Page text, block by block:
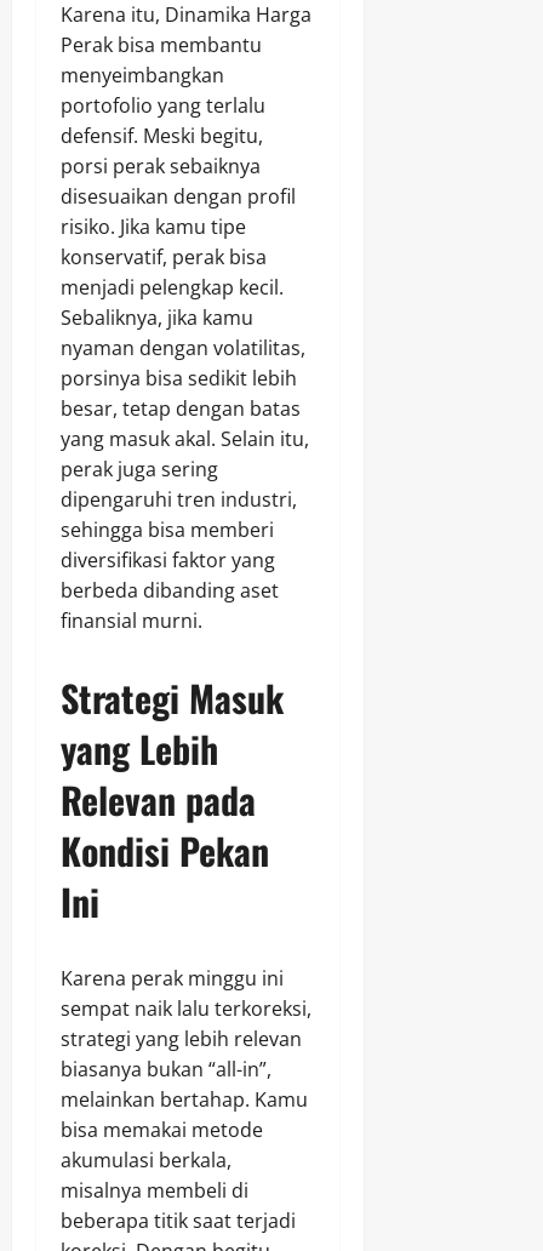
Karena itu, Dinamika Harga
Perak bisa membantu
menyeimbangkan
portofolio yang terlalu
defensif. Meski begitu,
porsi perak sebaiknya
disesuaikan dengan profil
risiko. Jika kamu tipe
konservatif, perak bisa
menjadi pelengkap kecil.
Sebaliknya, jika kamu
nyaman dengan volatilitas,
porsinya bisa sedikit lebih
besar, tetap dengan batas
yang masuk akal. Selain itu,
perak juga sering
dipengaruhi tren industri,
sehingga bisa memberi
diversifikasi faktor yang
berbeda dibanding aset
finansial murni.
Strategi Masuk
yang Lebih
Relevan pada
Kondisi Pekan
Ini
Karena perak minggu ini
sempat naik lalu terkoreksi,
strategi yang lebih relevan
biasanya bukan “all-in”,
melainkan bertahap. Kamu
bisa memakai metode
akumulasi berkala,
misalnya membeli di
beberapa titik saat terjadi